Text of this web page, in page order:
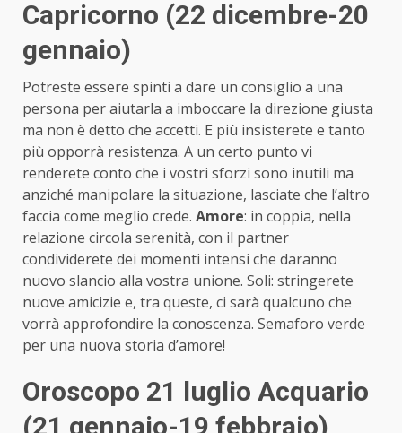
Capricorno (22 dicembre-20
gennaio)
Potreste essere spinti a dare un consiglio a una
persona per aiutarla a imboccare la direzione giusta
ma non è detto che accetti. E più insisterete e tanto
più opporrà resistenza. A un certo punto vi
renderete conto che i vostri sforzi sono inutili ma
anziché manipolare la situazione, lasciate che l’altro
faccia come meglio crede. Amore: in coppia, nella
relazione circola serenità, con il partner
condividerete dei momenti intensi che daranno
nuovo slancio alla vostra unione. Soli: stringerete
nuove amicizie e, tra queste, ci sarà qualcuno che
vorrà approfondire la conoscenza. Semaforo verde
per una nuova storia d’amore!
Oroscopo 21 luglio Acquario
(21 gennaio-19 febbraio)